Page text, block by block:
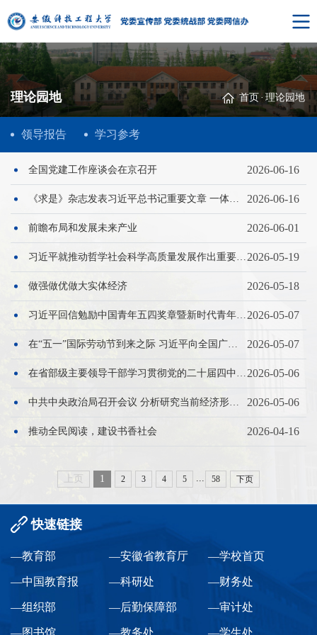
理论园地 首页 · 理论园地
领导报告 学习参考
2026-06-16
全国党建工作座谈会在京召开
2026-06-16
《求是》杂志发表习近平总书记重要文章 一体推进教育科技人才发展
2026-06-01
前瞻布局和发展未来产业
2026-05-19
习近平就推动哲学社会科学高质量发展作出重要指示强调 加快构建中国哲学社会科学自主知识体...
2026-05-18
做强做优做大实体经济
2026-05-07
习近平回信勉励中国青年五四奖章暨新时代青年先锋奖获奖者代表 胸怀远大理想矢志拼搏奋斗 带...
2026-05-07
在“五一”国际劳动节到来之际 习近平向全国广大劳动群众致以节日祝贺和诚挚慰问
2026-05-06
在省部级主要领导干部学习贯彻党的二十届四中全会精神专题研讨班上的讲话
2026-05-06
中共中央政治局召开会议 分析研究当前经济形势和经济工作 中共中央总书记习近平主持会议
2026-04-16
推动全民阅读，建设书香社会
上页 1 2 3 4 5 ... 58 下页
快速链接
—教育部 —安徽省教育厅 —学校首页
—中国教育报 —科研处 —财务处
—组织部 —后勤保障部 —审计处